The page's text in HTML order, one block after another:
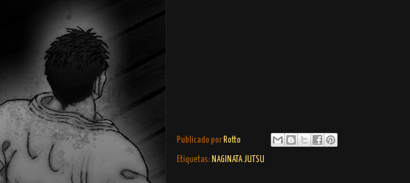
Publicado porRotto
Etiquetas: NAGINATA JUTSU